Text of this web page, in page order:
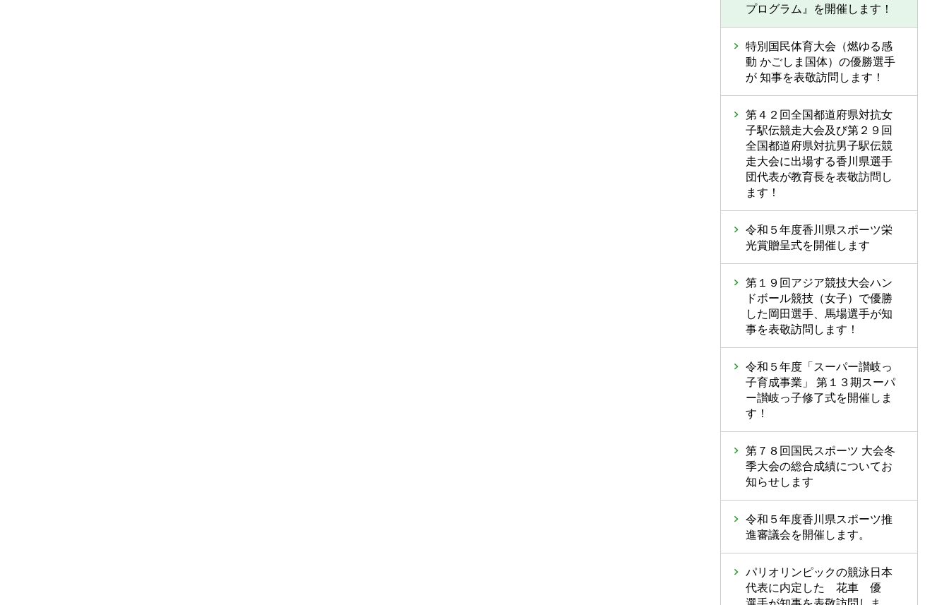
プログラム』を開催します！
特別国民体育大会（燃ゆる感
動 かごしま国体）の優勝選手
が 知事を表敬訪問します！
第４２回全国都道府県対抗女
子駅伝競走大会及び第２９回
全国都道府県対抗男子駅伝競
走大会に出場する香川県選手
団代表が教育長を表敬訪問し
ます！
令和５年度香川県スポーツ栄
光賞贈呈式を開催します
第１９回アジア競技大会ハン
ドボール競技（女子）で優勝
した岡田選手、馬場選手が知
事を表敬訪問します！
令和５年度「スーパー讃岐っ
子育成事業」 第１３期スーパ
ー讃岐っ子修了式を開催しま
す！
第７８回国民スポーツ 大会冬
季大会の総合成績についてお
知らせします
令和５年度香川県スポーツ推
進審議会を開催します。
パリオリンピックの競泳日本
代表に内定した 花車 優